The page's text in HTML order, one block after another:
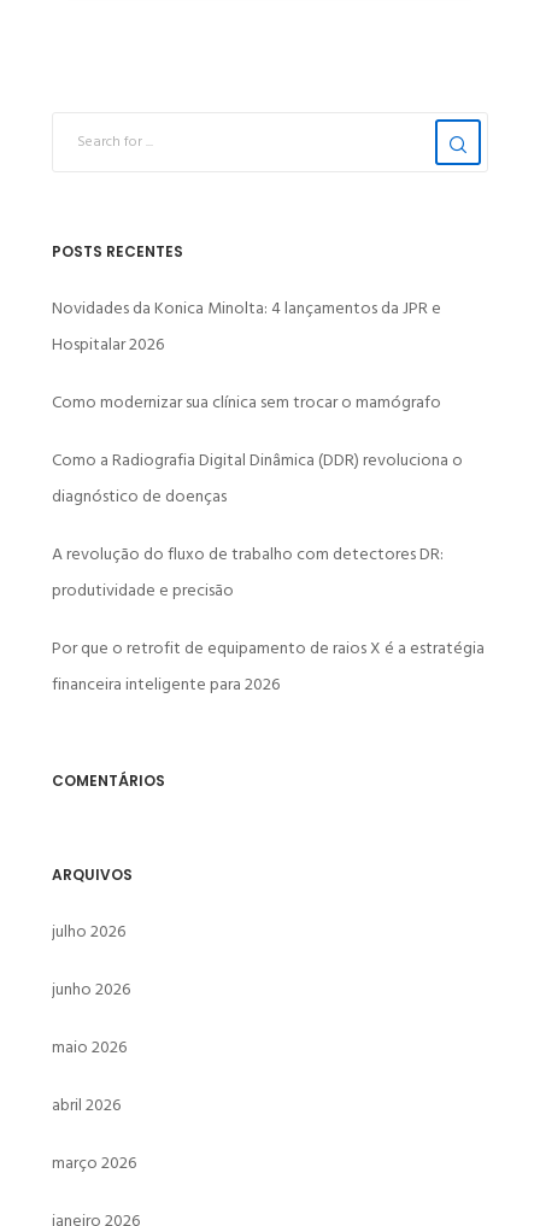
POSTS RECENTES
Novidades da Konica Minolta: 4 lançamentos da JPR e
Hospitalar 2026
Como modernizar sua clínica sem trocar o mamógrafo
Como a Radiografia Digital Dinâmica (DDR) revoluciona o
diagnóstico de doenças
A revolução do fluxo de trabalho com detectores DR:
produtividade e precisão
Por que o retrofit de equipamento de raios X é a estratégia
financeira inteligente para 2026
COMENTÁRIOS
ARQUIVOS
julho 2026
junho 2026
maio 2026
abril 2026
março 2026